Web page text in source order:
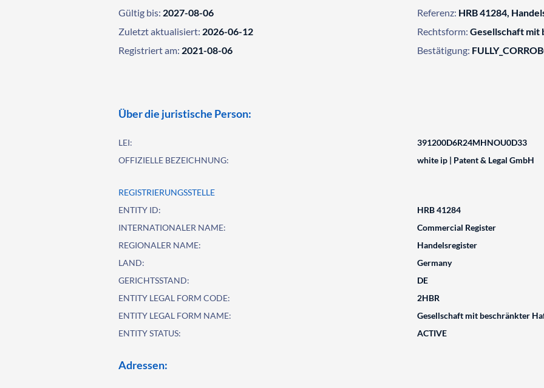
Gültig bis: 2027-08-06
Zuletzt aktualisiert: 2026-06-12
Registriert am: 2021-08-06
Referenz: HRB 41284,
Rechtsform: Gesellschaft mit
Bestätigung:
Über die juristische Person:
LEI:
391200D6R24MHNOU0D33
OFFIZIELLE BEZEICHNUNG:
white ip | Patent & Legal GmbH
REGISTRIERUNGSSTELLE
ENTITY ID:
HRB 41284
INTERNATIONALER NAME:
Commercial Register
REGIONALER NAME:
Handelsregister
LAND:
Germany
GERICHTSSTAND:
DE
ENTITY LEGAL FORM CODE:
2HBR
ENTITY LEGAL FORM NAME:
Gesellschaft mit beschränkter
ENTITY STATUS:
ACTIVE
Adressen: